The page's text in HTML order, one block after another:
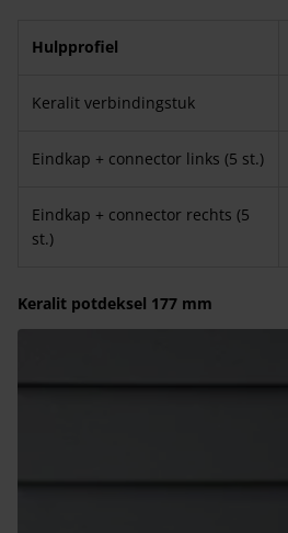
Hulpprofiel
Keralit verbindingstuk
Eindkap + connector links (5 st.)
Eindkap + connector rechts (5
st.)
Keralit potdeksel 177 mm